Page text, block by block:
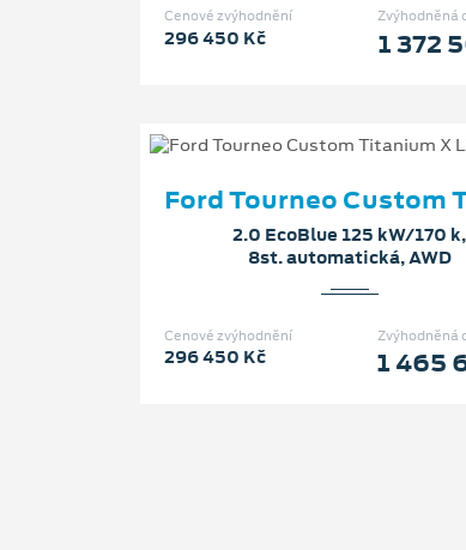
Zvýhodněná
1 372
Cenové zvýhodnění
296 450 Kč
2.0 EcoBlue 125 kW/170 k,
8st. automatická, AWD
Zvýhodněná
1 465
Cenové zvýhodnění
296 450 Kč